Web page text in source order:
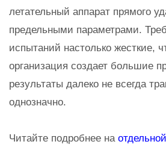
летательный аппарат прямого
предельными параметрами.
испытаний настолько жесткие,
организация создает большие
результаты далеко не всегда
однозначно.
Читайте подробнее на